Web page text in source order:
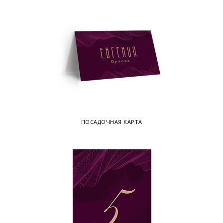
ПОСАДОЧНАЯ КАРТА